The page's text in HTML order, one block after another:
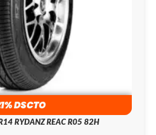
DSCTO
RYDANZ REAC R05 82H